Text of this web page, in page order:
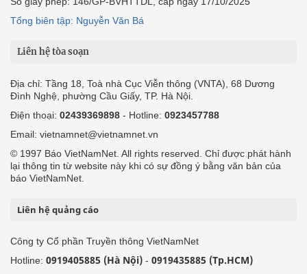
Tổng biên tập: Nguyễn Văn Bá
Liên hệ tòa soạn
Địa chỉ: Tầng 18, Toà nhà Cục Viễn thông (VNTA), 68 Dương
Đình Nghệ, phường Cầu Giấy, TP. Hà Nội.
Điện thoại: 02439369898 - Hotline: 0923457788
Email: vietnamnet@vietnamnet.vn
© 1997 Báo VietNamNet. All rights reserved. Chỉ được phát hành
lại thông tin từ website này khi có sự đồng ý bằng văn bản của
báo VietNamNet.
Liên hệ quảng cáo
Công ty Cổ phần Truyền thông VietNamNet
Hotline: 0919405885 (Hà Nội) - 0919435885 (Tp.HCM)